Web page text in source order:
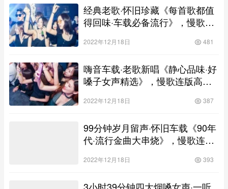
经典老歌·怀旧珍藏《每首歌都值
得回味·车载必备流行》，慢歌连
2022年12月18日 481
嗨音车载·老歌新唱《静心品味·好
嗓子女声精选》，慢歌连版高清
2022年12月18日 387
99分钟岁月留声·怀旧车载《90年
代·流行金曲大串烧》，慢歌连版
2022年12月18日 393
3小时39分钟四大烟嗓女声·一听